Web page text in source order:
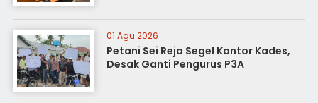
01 Agu 2026
Petani Sei Rejo Segel Kantor Kades,
Desak Ganti Pengurus P3A